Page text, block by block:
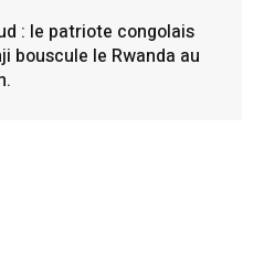
: le patriote congolais
bouscule le Rwanda au